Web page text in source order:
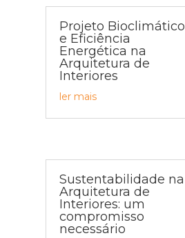
Projeto Bioclimático
e Eficiência
Energética na
Arquitetura de
Interiores
ler mais
Sustentabilidade na
Arquitetura de
Interiores: um
compromisso
necessário